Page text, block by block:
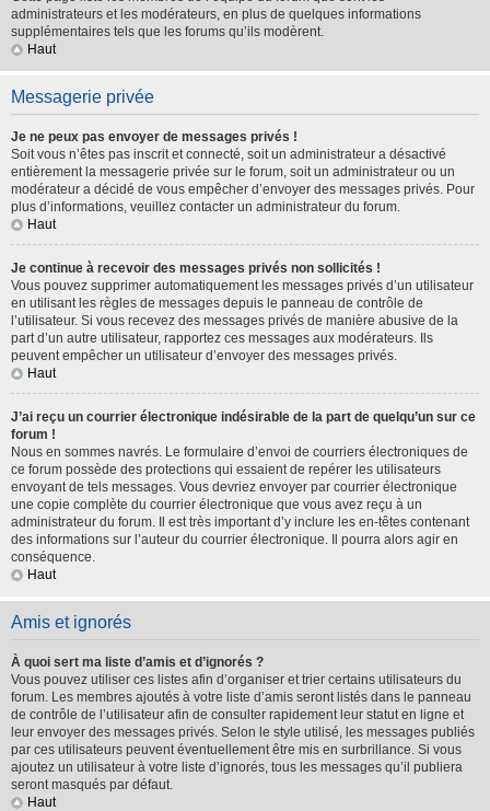
administrateurs et les modérateurs, en plus de quelques informations
supplémentaires tels que les forums qu’ils modèrent.
Haut
Messagerie privée
Je ne peux pas envoyer de messages privés !
Soit vous n’êtes pas inscrit et connecté, soit un administrateur a désactivé
entièrement la messagerie privée sur le forum, soit un administrateur ou un
modérateur a décidé de vous empêcher d’envoyer des messages privés. Pour
plus d’informations, veuillez contacter un administrateur du forum.
Haut
Je continue à recevoir des messages privés non sollicités !
Vous pouvez supprimer automatiquement les messages privés d’un utilisateur
en utilisant les règles de messages depuis le panneau de contrôle de
l’utilisateur. Si vous recevez des messages privés de manière abusive de la
part d’un autre utilisateur, rapportez ces messages aux modérateurs. Ils
peuvent empêcher un utilisateur d’envoyer des messages privés.
Haut
J’ai reçu un courrier électronique indésirable de la part de quelqu’un sur ce
forum !
Nous en sommes navrés. Le formulaire d’envoi de courriers électroniques de
ce forum possède des protections qui essaient de repérer les utilisateurs
envoyant de tels messages. Vous devriez envoyer par courrier électronique
une copie complète du courrier électronique que vous avez reçu à un
administrateur du forum. Il est très important d’y inclure les en-têtes contenant
des informations sur l’auteur du courrier électronique. Il pourra alors agir en
conséquence.
Haut
Amis et ignorés
À quoi sert ma liste d’amis et d’ignorés ?
Vous pouvez utiliser ces listes afin d’organiser et trier certains utilisateurs du
forum. Les membres ajoutés à votre liste d’amis seront listés dans le panneau
de contrôle de l’utilisateur afin de consulter rapidement leur statut en ligne et
leur envoyer des messages privés. Selon le style utilisé, les messages publiés
par ces utilisateurs peuvent éventuellement être mis en surbrillance. Si vous
ajoutez un utilisateur à votre liste d’ignorés, tous les messages qu’il publiera
seront masqués par défaut.
Haut